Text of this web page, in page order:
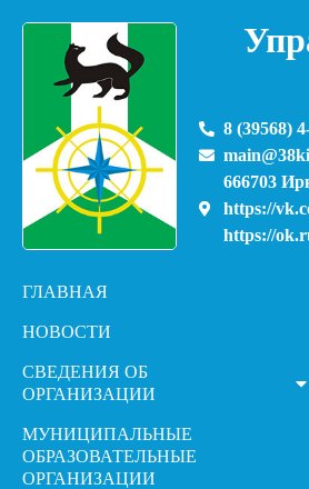
8 (39568)
666703
https://
https://
ГЛАВНАЯ
НОВОСТИ
СВЕДЕНИЯ ОБ
ОРГАНИЗАЦИИ
МУНИЦИПАЛЬНЫЕ
ОБРАЗОВАТЕЛЬНЫЕ
ОРГАНИЗАЦИИ